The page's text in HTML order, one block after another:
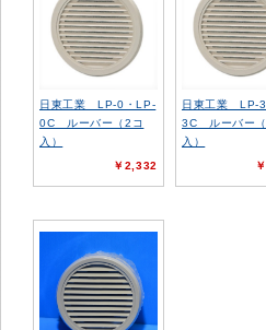
日東工業 LP-0・LP-
0C ルーバー（2コ
入）
￥2,332
日東工業 LP-
3C ルーバー
入）